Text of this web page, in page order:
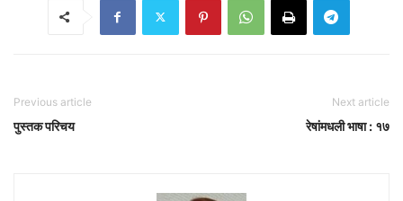
Previous article
पुस्तक परिचय
Next article
रेषांमधली भाषा : १७